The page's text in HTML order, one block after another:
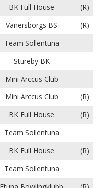
BK Full House
(R)
Vänersborgs BS
(R)
Team Sollentuna
Stureby BK
Mini Arccus Club
Mini Arccus Club
(R)
BK Full House
(R)
Team Sollentuna
BK Full House
(R)
Team Sollentuna